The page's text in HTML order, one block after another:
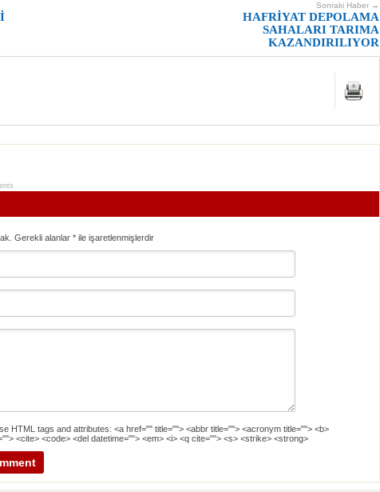
Sonraki Haber →
HAFRİYAT DEPOLAMA
SAHALARI TARIMA
KAZANDIRILIYOR
Gerekli alanlar * ile işaretlenmişlerdir
HTML tags and attributes: <a href="" title=""> <abbr title=""> <acronym title=""> <b>
<cite> <code> <del datetime=""> <em> <i> <q cite=""> <s> <strike> <strong>